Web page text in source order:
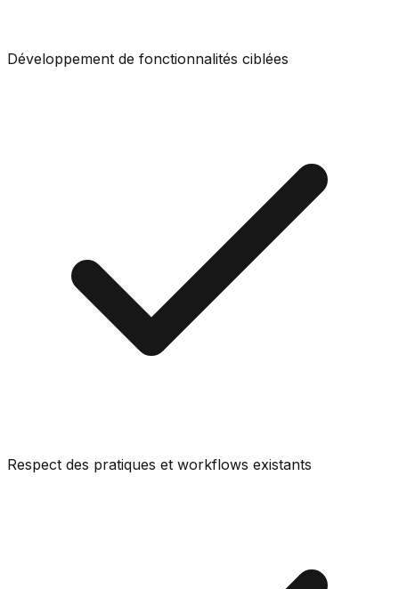
Développement de fonctionnalités ciblées
Respect des pratiques et workflows existants